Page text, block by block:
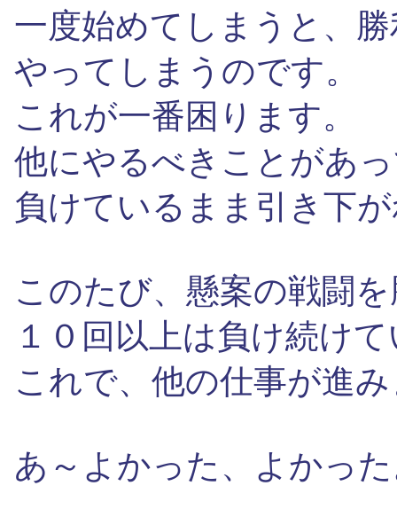
一度始めてしまうと、
やってしまうのです。
これが一番困ります。
他にやるべきことがあ
負けているまま引き下
このたび、懸案の戦闘
１０回以上は負け続け
これで、他の仕事が進
あ～よかった、よかっ